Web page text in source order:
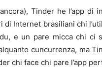
Tinder he l’app di
di Internet brasiliani chi
e un pare micca chi ci
cuncurrenza, ma
chi face chi pare l’app